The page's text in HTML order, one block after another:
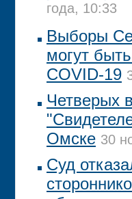
года, 10:33
Выборы
могут
COVID-19
Четверых
Омске 30
Суд